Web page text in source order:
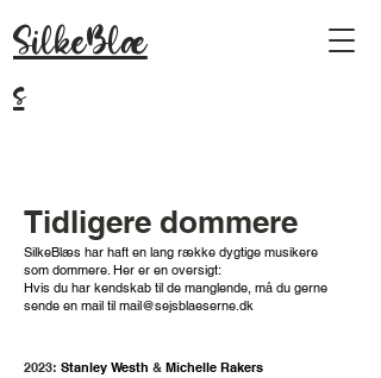
SilkeBlæ
s
Tidligere dommere
SilkeBlæs har haft en lang række dygtige musikere
som dommere. Her er en oversigt:
Hvis du har kendskab til de manglende, må du gerne
sende en mail til mail@sejsblaeserne.dk
2023: Stanley Westh & Michelle Rakers